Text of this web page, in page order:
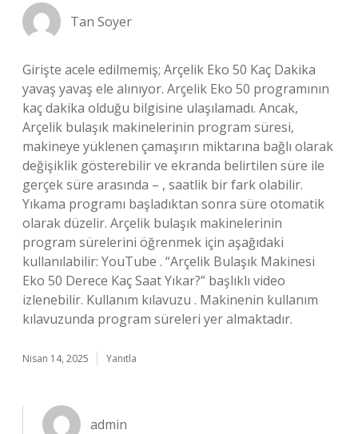
Tan Soyer
Girişte acele edilmemiş; Arçelik Eko 50 Kaç Dakika
yavaş yavaş ele alınıyor. Arçelik Eko 50 programının
kaç dakika olduğu bilgisine ulaşılamadı. Ancak,
Arçelik bulaşık makinelerinin program süresi,
makineye yüklenen çamaşırın miktarına bağlı olarak
değişiklik gösterebilir ve ekranda belirtilen süre ile
gerçek süre arasında – , saatlik bir fark olabilir.
Yıkama programı başladıktan sonra süre otomatik
olarak düzelir. Arçelik bulaşık makinelerinin
program sürelerini öğrenmek için aşağıdaki
kullanılabilir: YouTube . “Arçelik Bulaşık Makinesi
Eko 50 Derece Kaç Saat Yıkar?” başlıklı video
izlenebilir. Kullanım kılavuzu . Makinenin kullanım
kılavuzunda program süreleri yer almaktadır.
Nisan 14, 2025 Yanıtla
admin